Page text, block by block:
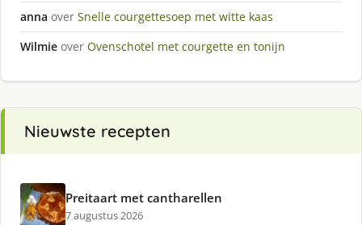
anna over Snelle courgettesoep met witte kaas
Wilmie over Ovenschotel met courgette en tonijn
Nieuwste recepten
Preitaart met cantharellen
7 augustus 2026